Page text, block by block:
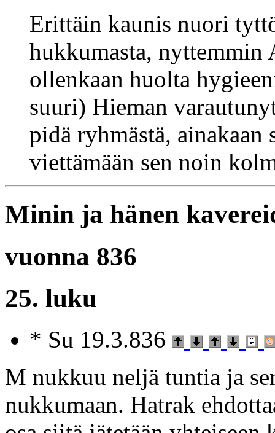
Erittäin kaunis nuori
hukkumasta,
ollenkaan huolta
suuri) Hieman
pidä ryhmästä,
viettämään sen noin
Minin ja hänen
vuonna 836
25. luku
* Su 19.3.836
M nukkuu neljä tuntia ja
nukkumaan. Hatrak